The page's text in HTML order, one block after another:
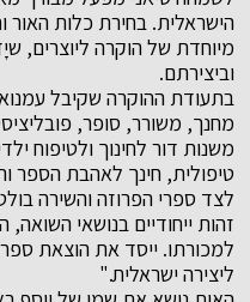
הישראלית. בחירת כלות האור
מיוחדת של הוקרה ליוצרים,
וביצירתם.
בתעודת ההוקרה שקיבל
מחנך, משורר, סופר,
משנות דור לחינוך ולטיפוח
טיפולית, חינך לאהבת הספר
לצד ספרי הפרוזה והשירה
זהות ייחודיים בנושאי
למכורתו. ייסד את הוצאת
ליצירה ישראלית."